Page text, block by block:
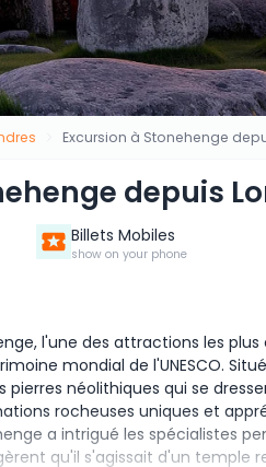
Excursion à Stonehenge
depuis
Billets Mobiles
show on your phone
l'une des attractions les
mondial de l'UNESCO.
néolithiques qui se
rocheuses uniques et
a intrigué les spécialistes
qu'il s'agissait d'un temple